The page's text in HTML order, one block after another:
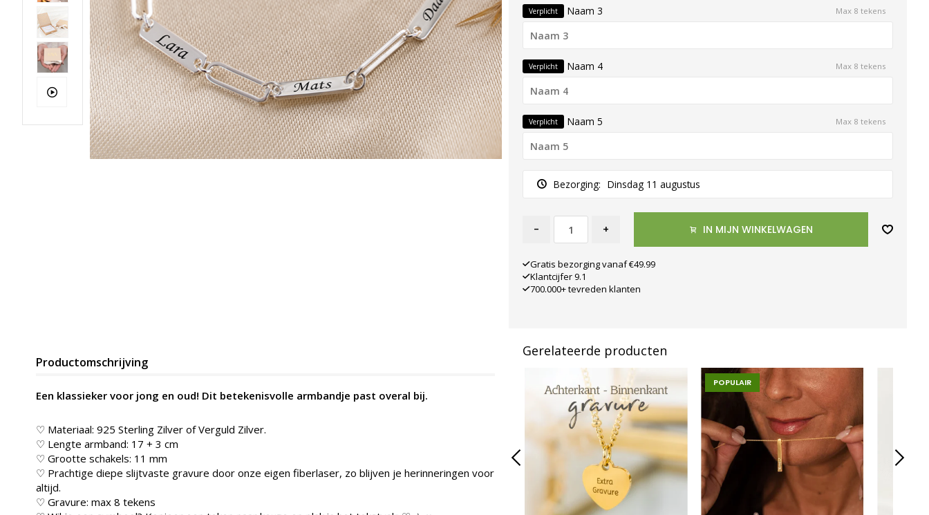
Verplicht Naam 3 Max 8 tekens
Verplicht Naam 4 Max 8 tekens
Verplicht Naam 5 Max 8 tekens
Bezorging: Dinsdag 11 augustus
- + IN MIJN WINKELWAGEN
Gratis bezorging vanaf €49.99
Klantcijfer 9.1
700.000+ tevreden klanten
Productomschrijving
Een klassieker voor jong en oud! Dit betekenisvolle armbandje past overal bij.
♡ Materiaal: 925 Sterling Zilver of Verguld Zilver.
♡ Lengte armband: 17 + 3 cm
♡ Grootte schakels: 11 mm
♡ Prachtige diepe slijtvaste gravure door onze eigen fiberlaser, zo blijven je herinneringen voor
altijd.
♡ Gravure: max 8 tekens
Gerelateerde producten
POPULAIR